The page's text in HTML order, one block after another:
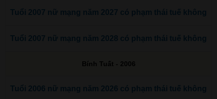
Tuổi 2007 nữ mạng năm 2027 có phạm thái tuế không
Tuổi 2007 nữ mạng năm 2028 có phạm thái tuế không
Bính Tuất - 2006
Tuổi 2006 nữ mạng năm 2026 có phạm thái tuế không